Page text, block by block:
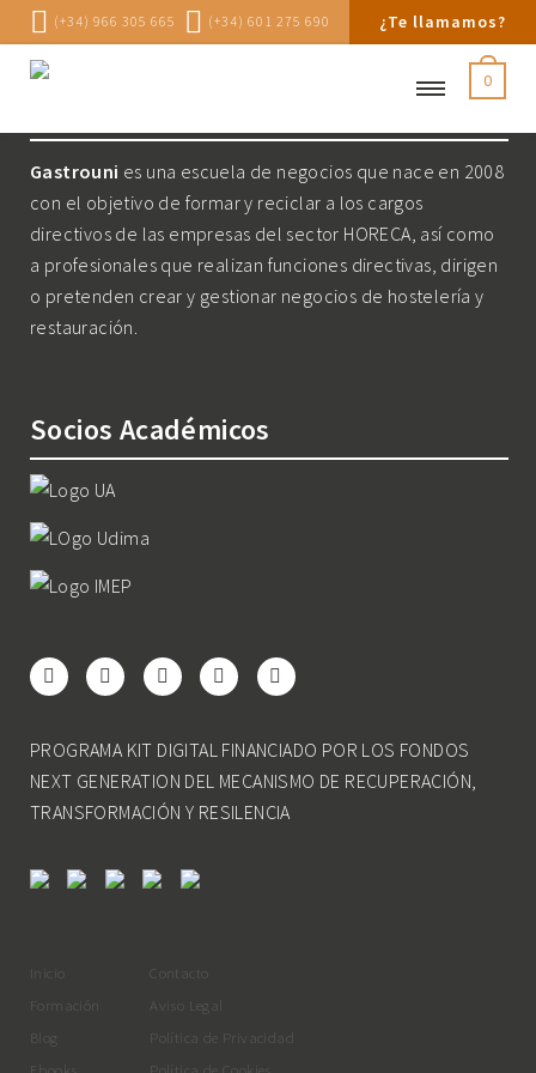
(+34) 966 305 665 (+34) 601 275 690 ¿Te llamamos?
0
Gastrouni es una escuela de negocios que nace en 2008
con el objetivo de formar y reciclar a los cargos
directivos de las empresas del sector HORECA, así como
a profesionales que realizan funciones directivas, dirigen
o pretenden crear y gestionar negocios de hostelería y
restauración.
Socios Académicos
PROGRAMA KIT DIGITAL FINANCIADO POR LOS FONDOS
NEXT GENERATION DEL MECANISMO DE RECUPERACIÓN,
TRANSFORMACIÓN Y RESILENCIA
Inicio
Formación
Blog
Contacto
Aviso Legal
Política de Privacidad